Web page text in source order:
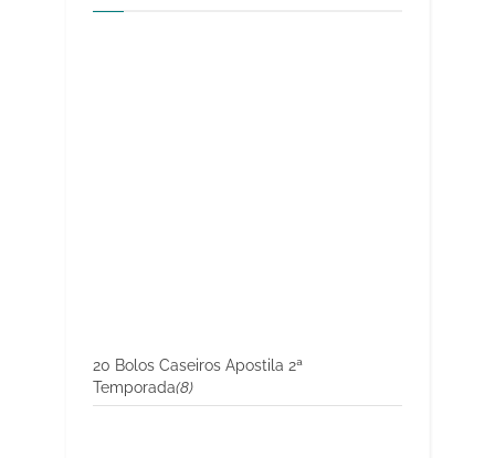
20 Bolos Caseiros Apostila 2ª
Temporada(8)